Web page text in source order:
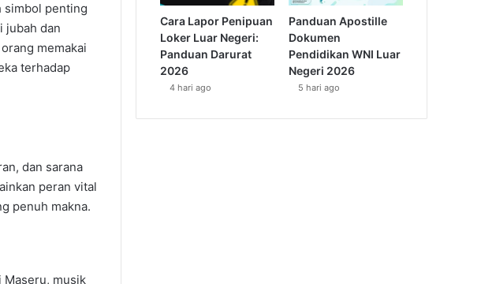
simbol penting
jubah dan
memakai
terhadap
dan sarana
peran vital
penuh makna.
Maseru, musik
Cara Lapor Penipuan
Loker Luar Negeri:
Panduan Darurat
2026
4 hari ago
Panduan Apostille
Dokumen
Pendidikan WNI Luar
Negeri 2026
5 hari ago